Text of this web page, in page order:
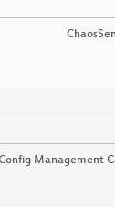
Management